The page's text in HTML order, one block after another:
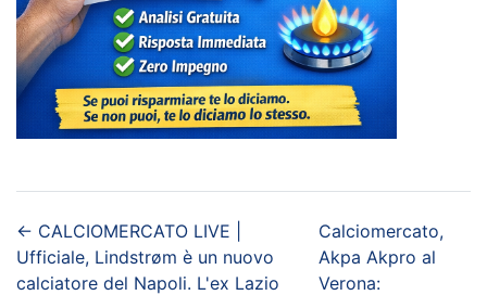
← CALCIOMERCATO LIVE |
Ufficiale, Lindstrøm è un nuovo
calciatore del Napoli. L'ex Lazio
Calciomercato,
Akpa Akpro al
Verona: